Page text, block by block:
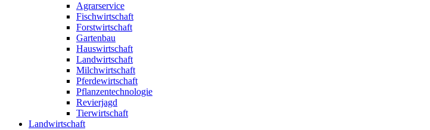
Agrarservice
Fischwirtschaft
Forstwirtschaft
Gartenbau
Hauswirtschaft
Landwirtschaft
Milchwirtschaft
Pferdewirtschaft
Pflanzentechnologie
Revierjagd
Tierwirtschaft
Landwirtschaft